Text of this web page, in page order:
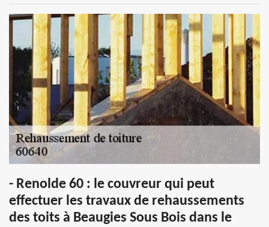
- Renolde 60 : le couvreur qui peut
effectuer les travaux de rehaussements
des toits à Beaugies Sous Bois dans le